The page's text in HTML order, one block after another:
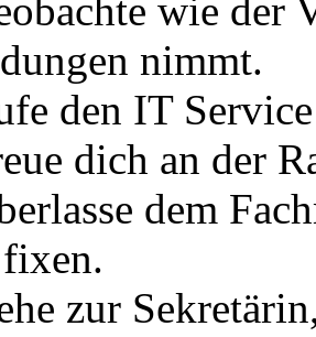
wie der
nimmt.
den IT Service
dich an der
dem
zur